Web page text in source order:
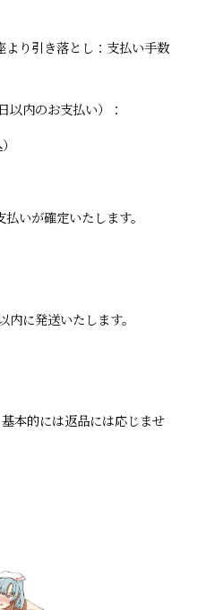
より引き落とし：支払い手数
以内のお支払い）：
いが確定いたします。
に発送いたします。
本的には返品には応じませ